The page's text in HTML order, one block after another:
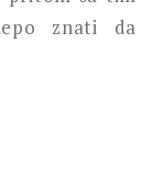
znati da